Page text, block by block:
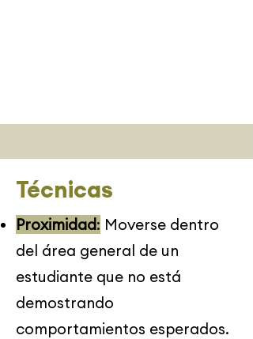
Técnicas
Proximidad: Moverse dentro
del área general de un
estudiante que no está
demostrando
comportamientos esperados.